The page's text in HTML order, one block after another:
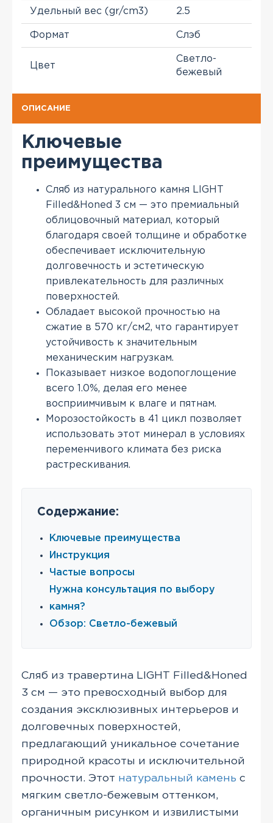
Удельный вес (gr/cm3) 2.5
Формат Слэб
Цвет
Светло-
бежевый
ОПИСАНИЕ
Ключевые
преимущества
Сляб из натурального камня LIGHT
Filled&Honed 3 см — это премиальный
облицовочный материал, который
благодаря своей толщине и обработке
обеспечивает исключительную
долговечность и эстетическую
привлекательность для различных
поверхностей.
Обладает высокой прочностью на
сжатие в 570 кг/см2, что гарантирует
устойчивость к значительным
механическим нагрузкам.
Показывает низкое водопоглощение
всего 1.0%, делая его менее
восприимчивым к влаге и пятнам.
Морозостойкость в 41 цикл позволяет
использовать этот минерал в условиях
переменчивого климата без риска
растрескивания.
Содержание:
Ключевые преимущества
Инструкция
Частые вопросы
Нужна консультация по выбору
камня?
Обзор: Светло-бежевый
Сляб из травертина LIGHT Filled&Honed
3 см — это превосходный выбор для
создания эксклюзивных интерьеров и
долговечных поверхностей,
предлагающий уникальное сочетание
природной красоты и исключительной
прочности. Этот натуральный камень с
мягким светло-бежевым оттенком,
органичным рисунком и извилистыми